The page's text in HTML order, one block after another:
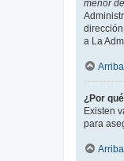
menor
a La
Arriba
¿Por
Existen
para
Arriba